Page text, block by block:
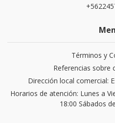
Términos y
Referencias sobre
Dirección local comercial:
Horarios de atención: Lunes a
18:00 Sábados